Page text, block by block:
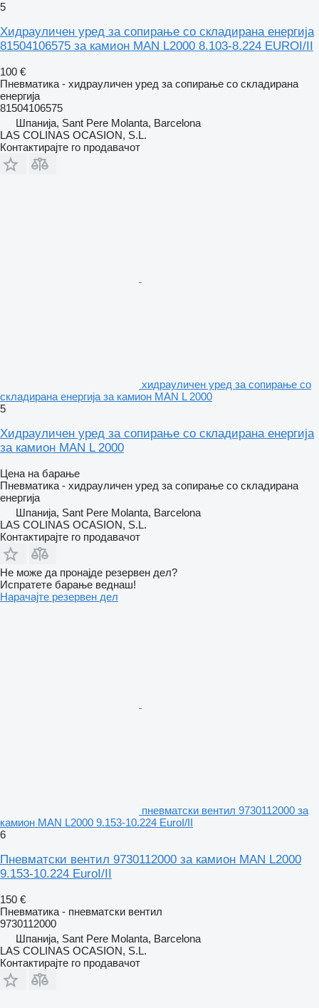
5
Хидрауличен уред за сопирање со складирана енергија
81504106575 за камион MAN L2000 8.103-8.224 EUROI/II
100 €
Пневматика - хидрауличен уред за сопирање со складирана
енергија
81504106575
Шпанија, Sant Pere Molanta, Barcelona
LAS COLINAS OCASION, S.L.
Контактирајте го продавачот
хидрауличен уред за сопирање со
складирана енергија за камион MAN L 2000
5
Хидрауличен уред за сопирање со складирана енергија
за камион MAN L 2000
Цена на барање
Пневматика - хидрауличен уред за сопирање со складирана
енергија
Шпанија, Sant Pere Molanta, Barcelona
LAS COLINAS OCASION, S.L.
Контактирајте го продавачот
Не може да пронајде резервен дел?
Испратете барање веднаш!
Нарачајте резервен дел
пневматски вентил 9730112000 за
камион MAN L2000 9.153-10.224 EuroI/II
6
Пневматски вентил 9730112000 за камион MAN L2000
9.153-10.224 EuroI/II
150 €
Пневматика - пневматски вентил
9730112000
Шпанија, Sant Pere Molanta, Barcelona
LAS COLINAS OCASION, S.L.
Контактирајте го продавачот